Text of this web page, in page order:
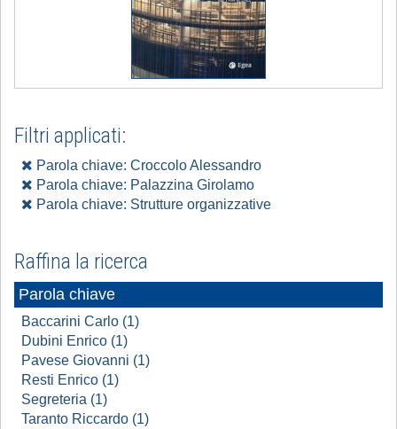
Filtri applicati:
Parola chiave: Croccolo Alessandro
Parola chiave: Palazzina Girolamo
Parola chiave: Strutture organizzative
Raffina la ricerca
Parola chiave
Baccarini Carlo (1)
Dubini Enrico (1)
Pavese Giovanni (1)
Resti Enrico (1)
Segreteria (1)
Taranto Riccardo (1)